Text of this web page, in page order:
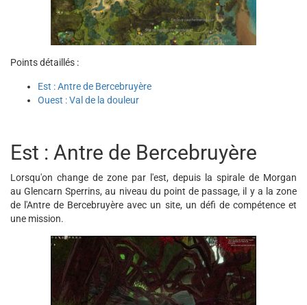
Points détaillés :
Est : Antre de Bercebruyère
Ouest : Val de la douleur
Est : Antre de Bercebruyère
Lorsqu'on change de zone par l'est, depuis la spirale de Morgan
au Glencarn Sperrins, au niveau du point de passage, il y a la zone
de l'Antre de Bercebruyère avec un site, un défi de compétence et
une mission.